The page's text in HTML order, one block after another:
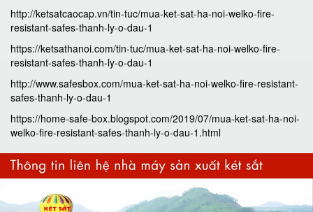
http://ketsatcaocap.vn/tin-tuc/mua-ket-sat-ha-noi-welko-fire-
resistant-safes-thanh-ly-o-dau-1
https://ketsathanoi.com/tin-tuc/mua-ket-sat-ha-noi-welko-fire-
resistant-safes-thanh-ly-o-dau-1
http://www.safesbox.com/mua-ket-sat-ha-noi-welko-fire-resistant-
safes-thanh-ly-o-dau-1
https://home-safe-box.blogspot.com/2019/07/mua-ket-sat-ha-noi-
welko-fire-resistant-safes-thanh-ly-o-dau-1.html